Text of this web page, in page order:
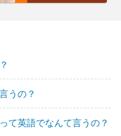
うの？
て英語でなんて言うの？